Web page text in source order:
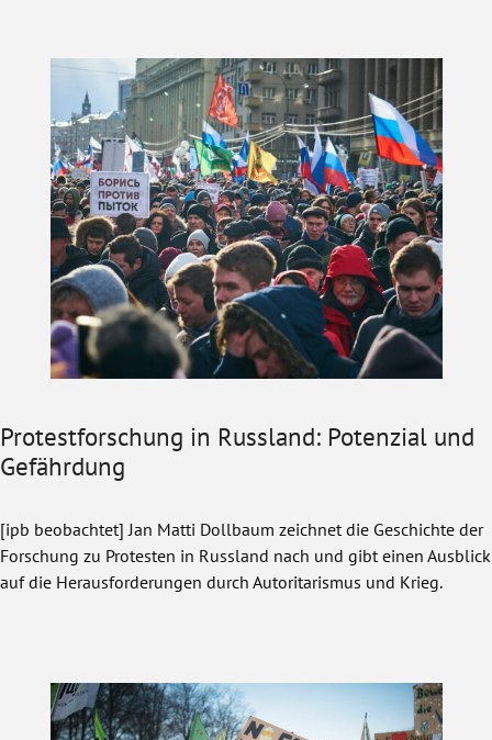
Protestforschung in Russland: Potenzial und
Gefährdung
[ipb beobachtet] Jan Matti Dollbaum zeichnet die Geschichte der
Forschung zu Protesten in Russland nach und gibt einen Ausblick
auf die Herausforderungen durch Autoritarismus und Krieg.